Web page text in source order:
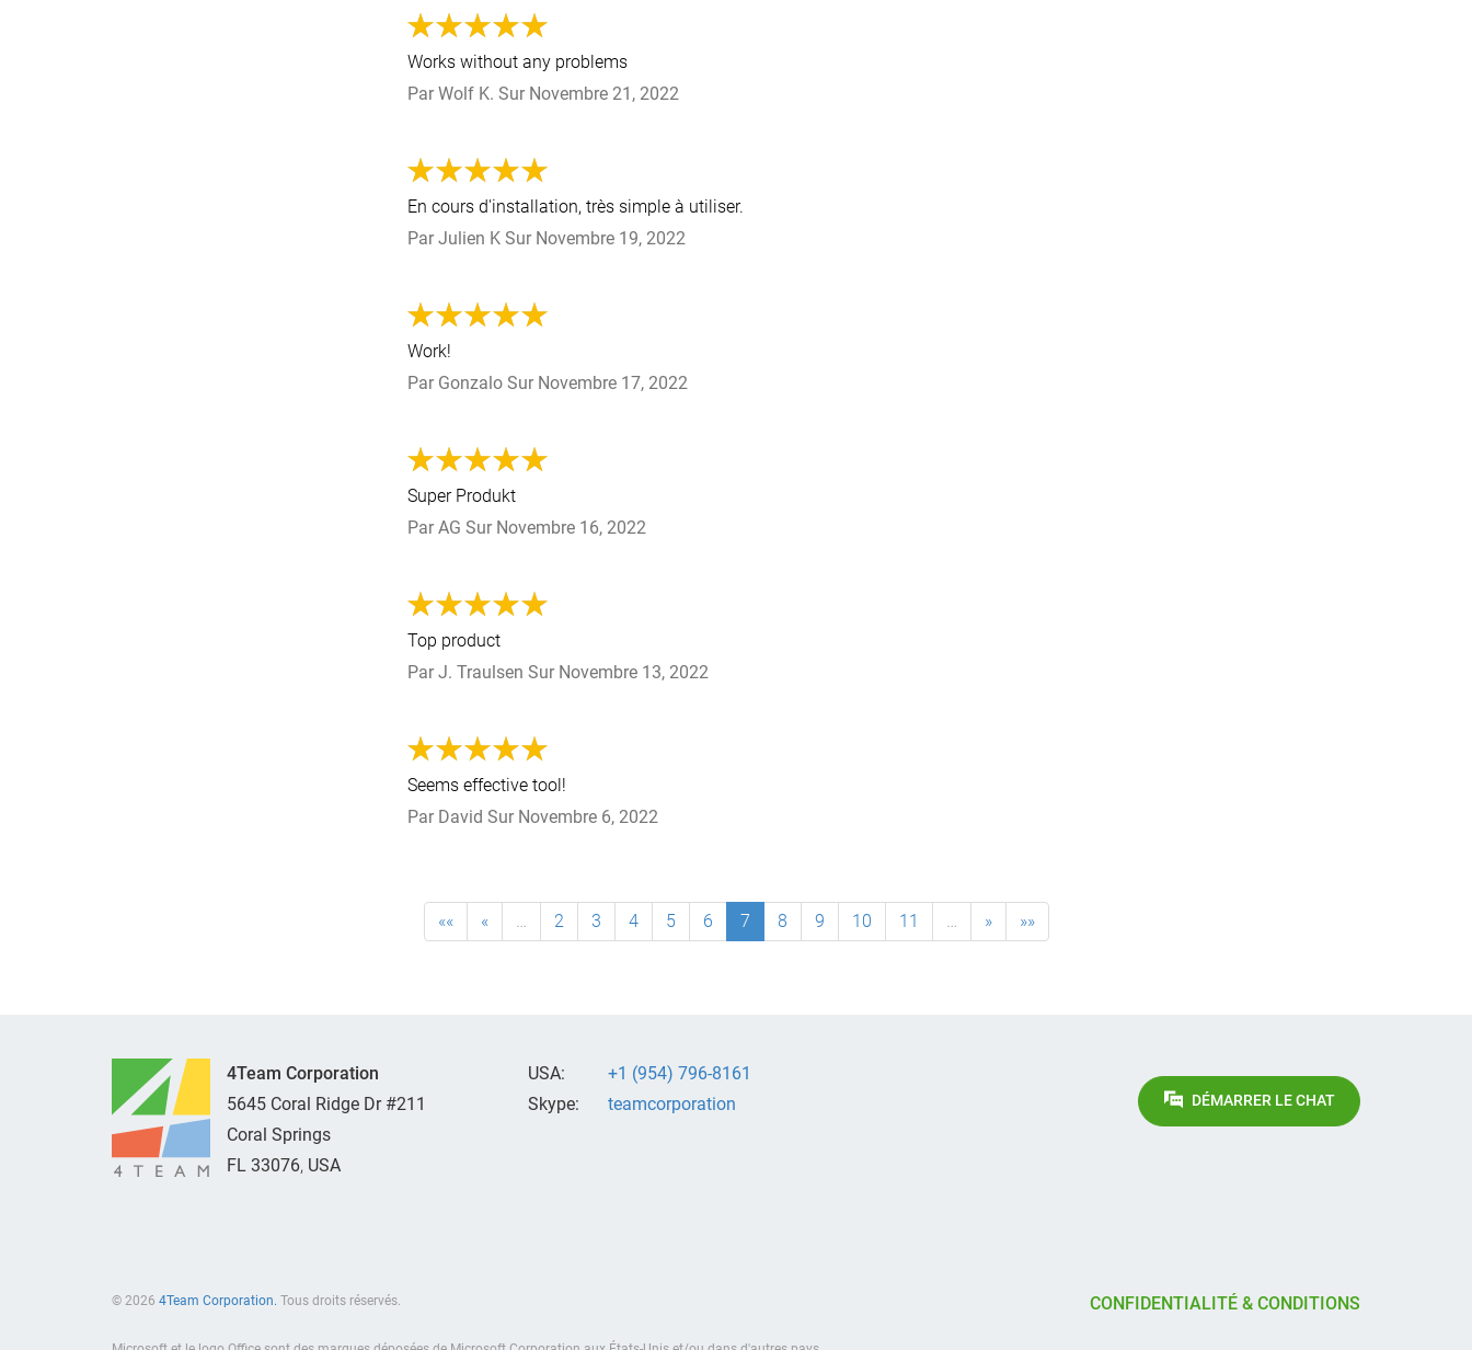
Works without any problems
Par Wolf K. Sur Novembre 21, 2022
En cours d'installation, très simple à utiliser.
Par Julien K Sur Novembre 19, 2022
Work!
Par Gonzalo Sur Novembre 17, 2022
Super Produkt
Par AG Sur Novembre 16, 2022
Top product
Par J. Traulsen Sur Novembre 13, 2022
Seems effective tool!
Par David Sur Novembre 6, 2022
«« « … 2 3 4 5 6 7 8 9 10 11 … » »»
4Team Corporation
5645 Coral Ridge Dr #211
Coral Springs
FL 33076, USA
USA:
Skype:
+1 (954) 796-8161
teamcorporation
DÉMARRER LE CHAT
CONFIDENTIALITÉ & CONDITIONS
© 2026 4Team Corporation. Tous droits réservés.